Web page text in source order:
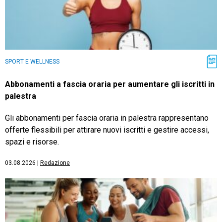
SPORT E WELLNESS
Abbonamenti a fascia oraria per aumentare gli iscritti in
palestra
Gli abbonamenti per fascia oraria in palestra rappresentano
offerte flessibili per attirare nuovi iscritti e gestire accessi,
spazi e risorse.
03.08.2026 Redazione